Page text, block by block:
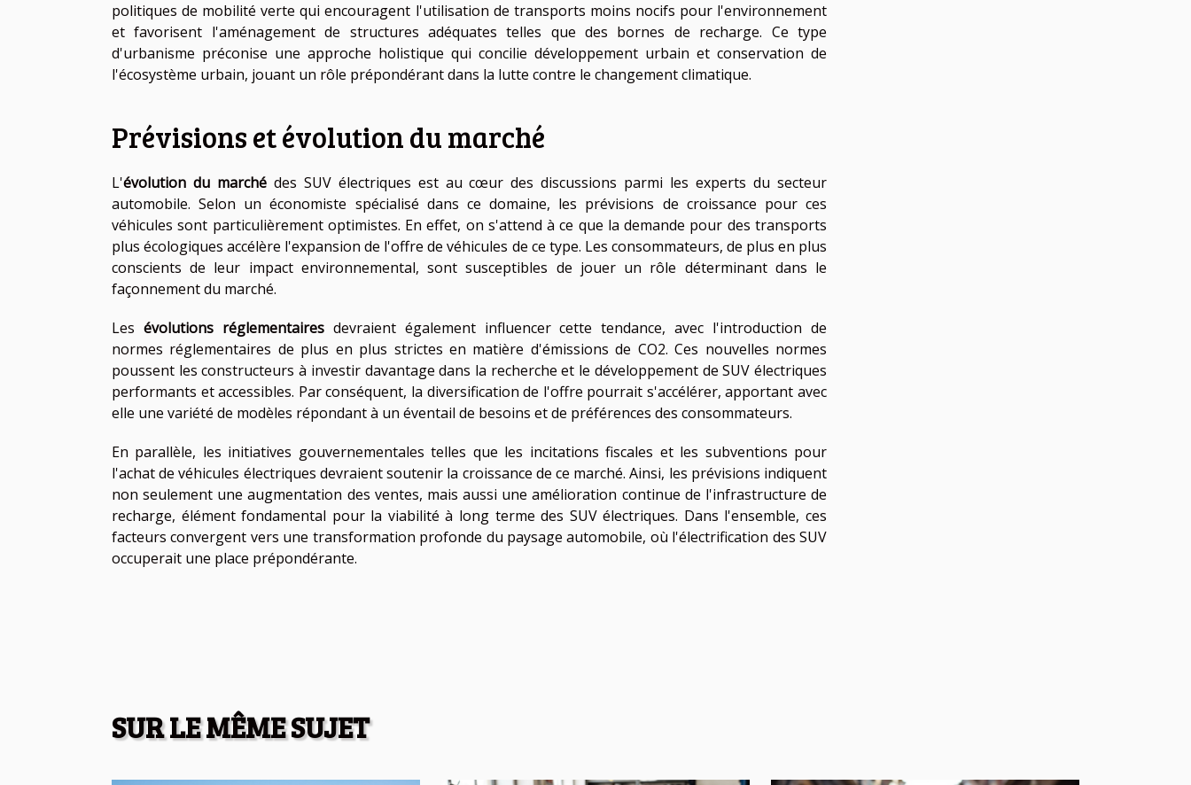
politiques de mobilité verte qui encouragent l'utilisation de transports moins nocifs pour l'environnement
et favorisent l'aménagement de structures adéquates telles que des bornes de recharge. Ce type
d'urbanisme préconise une approche holistique qui concilie développement urbain et conservation de
l'écosystème urbain, jouant un rôle prépondérant dans la lutte contre le changement climatique.
Prévisions et évolution du marché
L'évolution du marchédes SUV électriques est au cœur des discussions parmi les experts du secteur
automobile. Selon un économiste spécialisé dans ce domaine, les prévisions de croissance pour ces
véhicules sont particulièrement optimistes. En effet, on s'attend à ce que la demande pour des transports
plus écologiques accélère l'expansion de l'offre de véhicules de ce type. Les consommateurs, de plus en plus
conscients de leur impact environnemental, sont susceptibles de jouer un rôle déterminant dans le
façonnement du marché.
Les évolutions réglementairesdevraient également influencer cette tendance, avec l'introduction de
normes réglementaires de plus en plus strictes en matière d'émissions de CO2. Ces nouvelles normes
poussent les constructeurs à investir davantage dans la recherche et le développement de SUV électriques
performants et accessibles. Par conséquent, la diversification de l'offre pourrait s'accélérer, apportant avec
elle une variété de modèles répondant à un éventail de besoins et de préférences des consommateurs.
En parallèle, les initiatives gouvernementales telles que les incitations fiscales et les subventions pour
l'achat de véhicules électriques devraient soutenir la croissance de ce marché. Ainsi, les prévisions indiquent
non seulement une augmentation des ventes, mais aussi une amélioration continue de l'infrastructure de
recharge, élément fondamental pour la viabilité à long terme des SUV électriques. Dans l'ensemble, ces
facteurs convergent vers une transformation profonde du paysage automobile, où l'électrification des SUV
occuperait une place prépondérante.
SUR LE MÊME SUJET